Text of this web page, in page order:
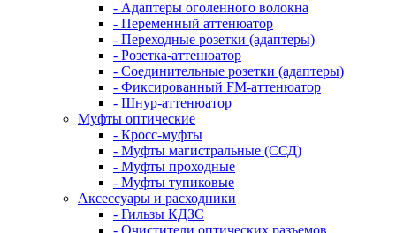
- Адаптеры оголенного волокна
- Переменный аттенюатор
- Переходные розетки (адаптеры)
- Розетка-аттенюатор
- Соединительные розетки (адаптеры)
- Фиксированный FM-аттенюатор
- Шнур-аттенюатор
Муфты оптические
- Кросс-муфты
- Муфты магистральные (ССД)
- Муфты проходные
- Муфты тупиковые
Аксессуары и расходники
- Гильзы КДЗС
- Очистители оптических разъемов